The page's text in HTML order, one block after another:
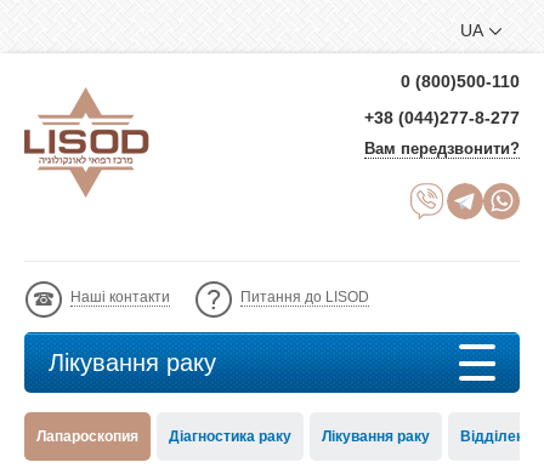
UA
0 (800)500-110
+38 (044)277-8-277
Вам передзвонити?
Наші контакти Питання до LISOD
Лікування раку
Лапароскопия Діагностика раку Лікування раку Відділення